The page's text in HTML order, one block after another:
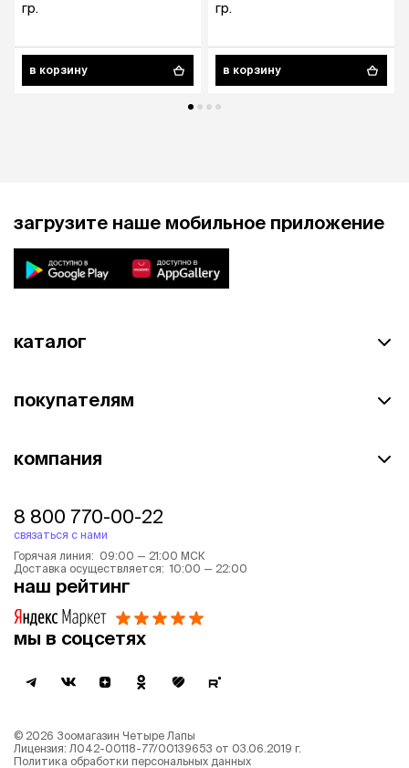
гр.
в корзину
гр.
в корзину
загрузите наше мобильное приложение
каталог
покупателям
компания
8 800 770-00-22
связаться с нами
Горячая линия: 09:00 — 21:00 МСК
Доставка осуществляется: 10:00 — 22:00
наш рейтинг
мы в соцсетях
© 2026 Зоомагазин Четыре Лапы
Лицензия: Л042-00118-77/00139653 от 03.06.2019 г.
Политика обработки персональных данных